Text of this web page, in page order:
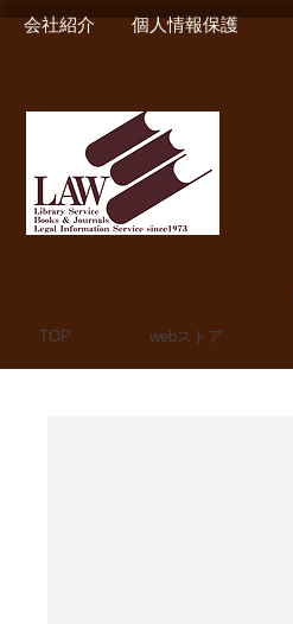
会社紹介 個人情報保護
TOP webストア